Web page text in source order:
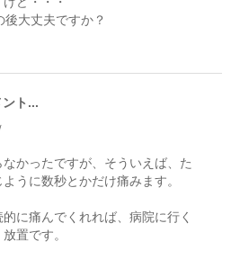
大丈夫ですか？
ント...
かったですが、そういえば、た
うに数秒とかだけ痛みます。
に痛んでくれれば、病院に行く
置です。